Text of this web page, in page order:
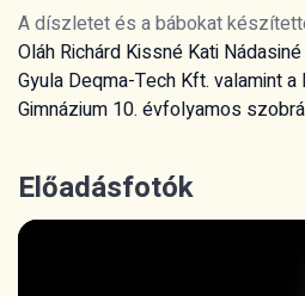
A díszletet és a bábokat
Oláh Richárd Kissné Kati
Gyula Deqma-Tech Kft. valamint
Gimnázium 10. évfolyamos
Előadásfotók